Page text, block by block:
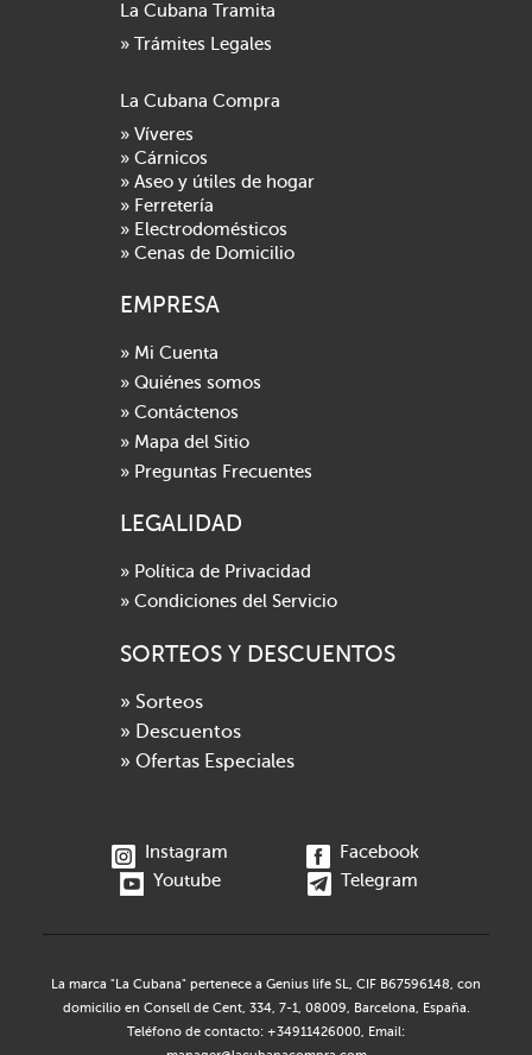
La Cubana Tramita
» Trámites Legales
La Cubana Compra
» Víveres
» Cárnicos
» Aseo y útiles de hogar
» Ferretería
» Electrodomésticos
» Cenas de Domicilio
EMPRESA
» Mi Cuenta
» Quiénes somos
» Contáctenos
» Mapa del Sitio
» Preguntas Frecuentes
LEGALIDAD
» Política de Privacidad
» Condiciones del Servicio
SORTEOS Y DESCUENTOS
» Sorteos
» Descuentos
» Ofertas Especiales
Instagram
Facebook
Youtube
Telegram
La marca "La Cubana" pertenece a Genius life SL, CIF B67596148, con
domicilio en Consell de Cent, 334, 7-1, 08009, Barcelona, España.
Teléfono de contacto: +34911426000, Email: